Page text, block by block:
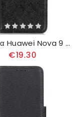
Κάλυμμα Huawei Nova 9 / Honor 50 Split Nappa Leather
€19.30